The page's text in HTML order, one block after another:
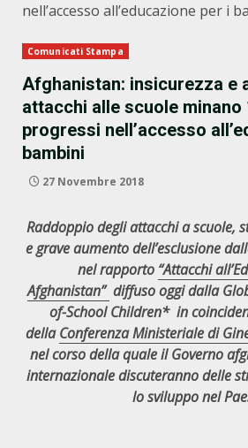
nell’accesso all’educazione per i
Comunicati Stampa
Afghanistan: insicurezza e
attacchi alle scuole minano
progressi nell’accesso
bambini
27 Novembre 2018
Raddoppio degli attacchi a scuole,
e grave aumento dell’esclusione
nel rapporto “Attacchi
Afghanistan” diffuso oggi dalla
of-School Children* in
dellaConferenza Ministeriale di
nel corso della quale il Governo
internazionale discuteranno delle
lo sviluppo nel